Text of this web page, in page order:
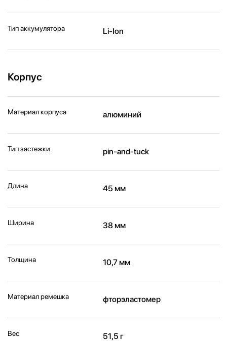
Тип аккумулятора Li-Ion
Корпус
Материал корпуса алюминий
Тип застежки pin-and-tuck
Длина 45 мм
Ширина 38 мм
Толщина 10,7 мм
Материал ремешка фторэластомер
Вес 51,5 г